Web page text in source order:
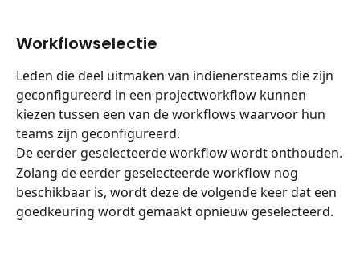
Workflowselectie
Leden die deel uitmaken van indienersteams die zijn
geconfigureerd in een projectworkflow kunnen
kiezen tussen een van de workflows waarvoor hun
teams zijn geconfigureerd.
De eerder geselecteerde workflow wordt onthouden.
Zolang de eerder geselecteerde workflow nog
beschikbaar is, wordt deze de volgende keer dat een
goedkeuring wordt gemaakt opnieuw geselecteerd.